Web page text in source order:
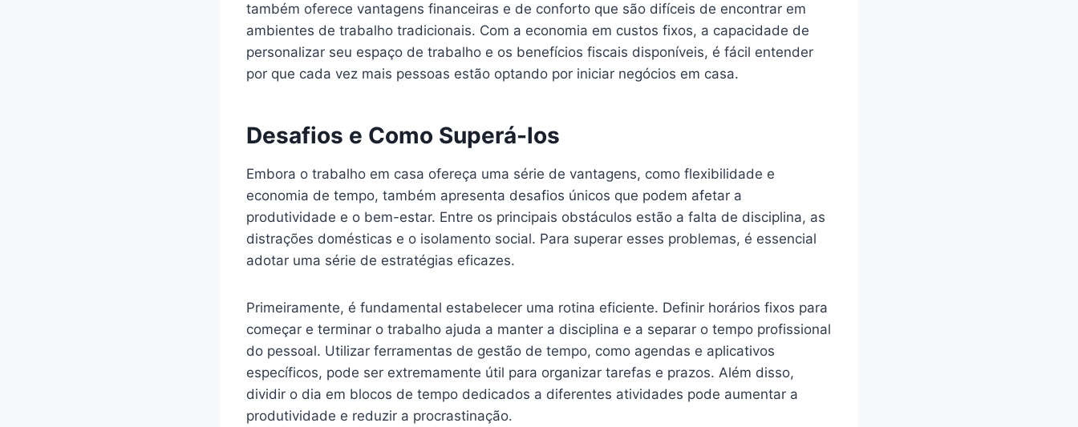
também oferece vantagens financeiras e de conforto que são difíceis de encontrar em
ambientes de trabalho tradicionais. Com a economia em custos fixos, a capacidade de
personalizar seu espaço de trabalho e os benefícios fiscais disponíveis, é fácil entender
por que cada vez mais pessoas estão optando por iniciar negócios em casa.
Desafios e Como Superá-los
Embora o trabalho em casa ofereça uma série de vantagens, como flexibilidade e
economia de tempo, também apresenta desafios únicos que podem afetar a
produtividade e o bem-estar. Entre os principais obstáculos estão a falta de disciplina, as
distrações domésticas e o isolamento social. Para superar esses problemas, é essencial
adotar uma série de estratégias eficazes.
Primeiramente, é fundamental estabelecer uma rotina eficiente. Definir horários fixos para
começar e terminar o trabalho ajuda a manter a disciplina e a separar o tempo profissional
do pessoal. Utilizar ferramentas de gestão de tempo, como agendas e aplicativos
específicos, pode ser extremamente útil para organizar tarefas e prazos. Além disso,
dividir o dia em blocos de tempo dedicados a diferentes atividades pode aumentar a
produtividade e reduzir a procrastinação.